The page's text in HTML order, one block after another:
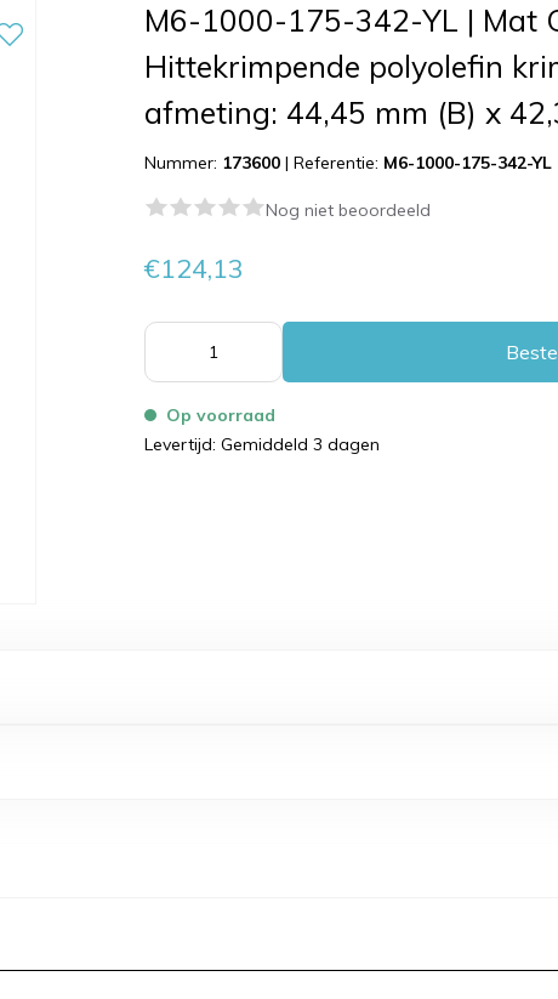
M6-1000-175-342-YL | Mat
Hittekrimpende polyolefin
afmeting: 44,45 mm (B) x
Nummer: 173600 |Referentie: M6-1000-175-342-YL
Nog niet beoordeeld
€124,13
Op voorraad
Levertijd: Gemiddeld 3 dagen